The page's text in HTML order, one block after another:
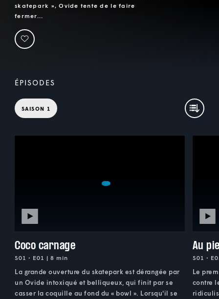
skatepark », Ovide tente de le faire
fermer...
ÉPISODES
SAISON 1
Coco carnage
S01 • E01 | 8 min
La grande ouverture du skatepark est dérangée par
un Ovide intoxiqué et belliqueux, qui finit par se
casser la coquille au fond du « bowl ». Lorsqu'il se
Au
S01 •
Le
contre